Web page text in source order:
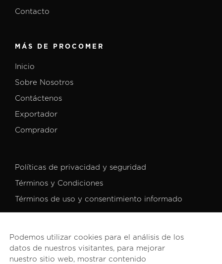
Contacto
MÁS DE PROCOMER
Inicio
Sobre Nosotros
Contáctenos
Exportador
Comprador
Políticas de privacidad y seguridad
Términos y Condiciones
Términos de uso y consentimiento informado
Podemos utilizar cookies para el análisis de los
datos de nuestros visitantes, para mejorar
nuestro sitio web, mostrar contenido